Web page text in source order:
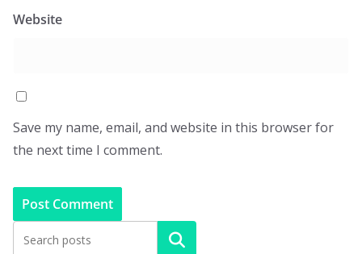
Website
Save my name, email, and website in this browser for
the next time I comment.
Search